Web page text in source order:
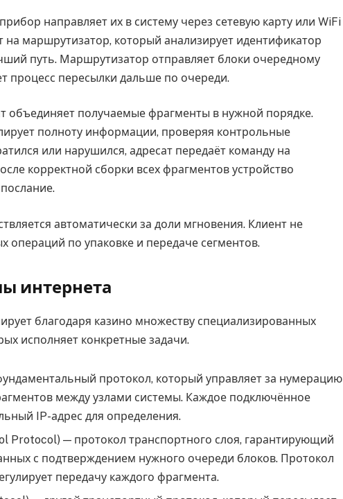
направляет их в систему через сетевую карту или WiFi
маршрутизатор, который анализирует идентификатор
путь. Маршрутизатор отправляет блоки очередному
процесс пересылки дальше по очереди.
объединяет получаемые фрагменты в нужной порядке.
полноту информации, проверяя контрольные
или нарушился, адресат передаёт команду на
корректной сборки всех фрагментов устройство
автоматически за доли мгновения. Клиент не
операций по упаковке и передаче сегментов.
интернета
благодаря казино множеству специализированных
исполняет конкретные задачи.
протокол, который управляет за нумерацию
между узлами системы. Каждое подключённое
IP-адрес для определения.
Protocol) — протокол транспортного слоя, гарантирующий
с подтверждением нужного очереди блоков. Протокол
передачу каждого фрагмента.